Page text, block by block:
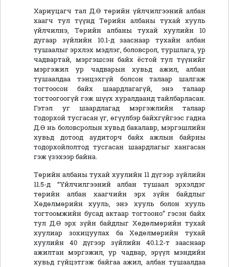
Хариуцагч тал Д.Ө төрийн үйлчилгээний албан
хаагч тул түүнд Төрийн албаны тухай хууль
үйлчилнэ, Төрийн албаны тухай хуулийн 10
дугаар зүйлийн 10.1-д зааснаар тухайн албан
тушаалыг эрхлэх мэдлэг, боловсрол, туршлага, ур
чадвартай, мэргэшсэн байх ёстой тул түүнийг
мэргэжил ур чадварын хувьд ажил, албан
тушаалдаа тэнцэхгүй болсон талаар шалгаж
тогтоосон байх шаардлагагүй, энэ талаар
тогтоогоогүй гэж шүүх хуралдаанд тайлбарласан.
Гэтэл уг шаардлагад мэргэжлийн талаар
тодорхой тусгасан үг, өгүүлбэр байхгүйгээс гадна
Д.Ө нь боловсролын хувьд бакалавр, мэргэшлийн
хувьд дотоод аудиторч байх ажлын байрны
тодорхойлолтод тусгасан шаардлагыг хангасан
гэж үзэхээр байна.
Төрийн албаны тухай хуулийн 11 дүгээр зүйлийн
11.5-д “Үйлчилгээний албан тушаал эрхэлдэг
төрийн албан хаагчийн эрх зүйн байдлыг
Хөдөлмөрийн хууль, энэ хууль болон хууль
тогтоомжийн бусад актаар тогтооно” гэсэн байх
тул Д.Ө эрх зүйн байдлыг Хөдөлмөрийн тухай
хуулиар зохицуулах ба Хөдөлмөрийн тухай
хуулийн 40 дүгээр зүйлийн 40.1.2-т зааснаар
ажилтан мэргэжил, ур чадвар, эрүүл мэндийн
хувьд гүйцэтгэж байгаа ажил, албан тушаалдаа